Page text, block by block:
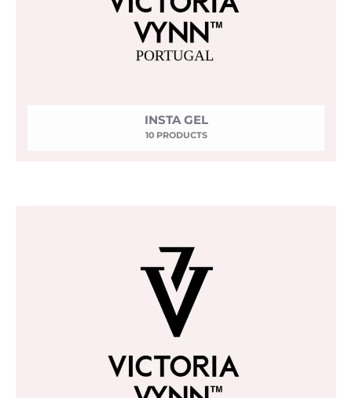
INSTA GEL
10 PRODUCTS